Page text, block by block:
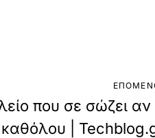
που σε σώζει αν
καθόλου |